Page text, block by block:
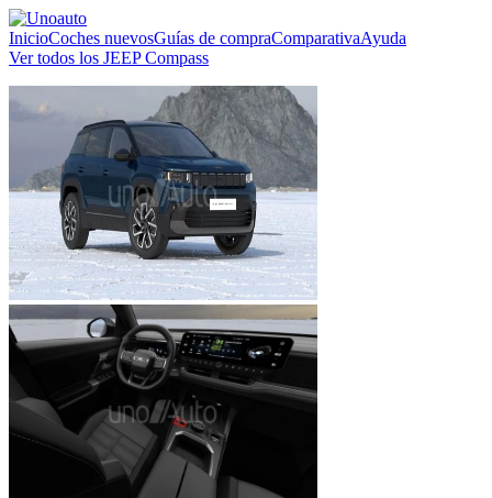
InicioCoches nuevosGuías de compraComparativaAyuda
Ver todos los JEEP Compass